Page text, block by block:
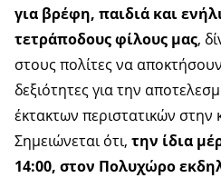
για βρέφη, παιδιά και
τετράποδους φίλους μας,
στους πολίτες να
δεξιότητες για την
έκτακτων περιστατικών στην
Σημειώνεται ότι, την ίδια
14:00, στον Πολυχώρο